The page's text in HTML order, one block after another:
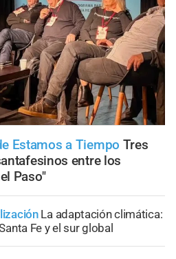
Estamos a Tiempo Tres
entre los
Paso"
La adaptación climática:
Fe y el sur global